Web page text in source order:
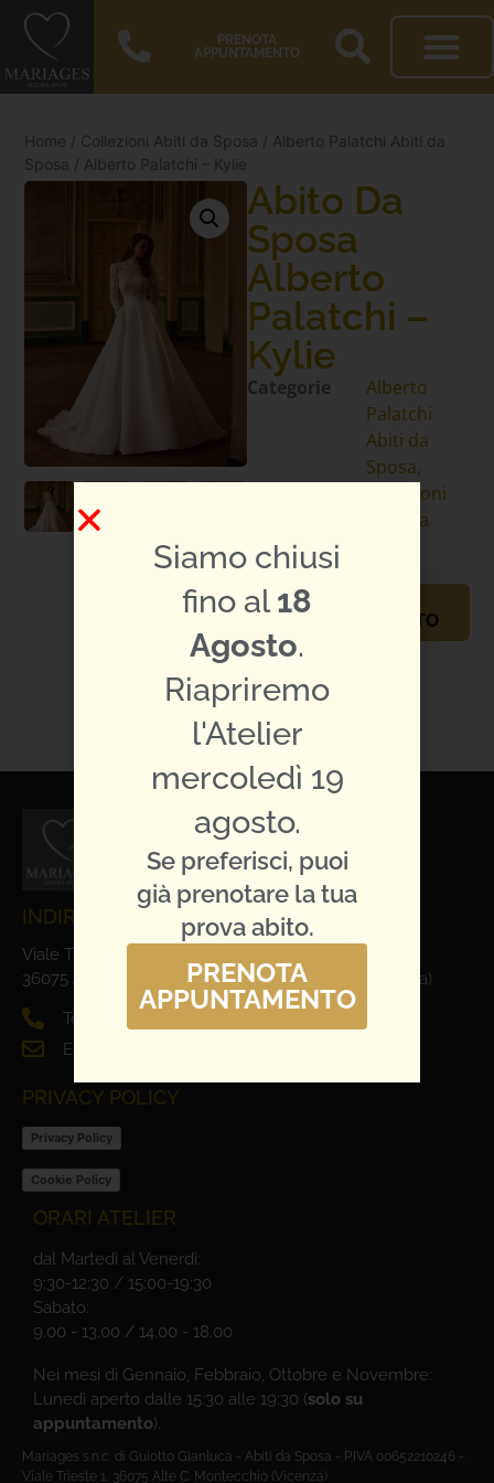
PRENOTA
APPUNTAMENTO
Home / Collezioni Abiti da Sposa / Alberto Palatchi Abiti da
Sposa / Alberto Palatchi – Kylie
Abito Da
Sposa
Alberto
Palatchi –
Kylie
Categorie
Alberto
Palatchi
Abiti da
Sposa
Collezioni
Abiti da
APPUNTAMENTO
TI PIACE L'ABITO?
INDIRIZZO E CONTATTI
Viale Trieste, 1
36075 Alte Ceccato di Montecchio Maggiore (Vicenza)
Tel. 0444 698321
Email: info@mariages.it
PRIVACY POLICY
Privacy Policy
Cookie Policy
ORARI ATELIER
dal Martedì al Venerdì:
9:30-12:30 / 15:00-19:30
Sabato:
9.00 - 13.00 / 14.00 - 18.00
Nei mesi di Gennaio, Febbraio, Ottobre e Novembre:
Lunedì aperto dalle 15:30 alle 19:30 (solo su
appuntamento).
Mariages s.n.c. di Guiotto Gianluca - Abiti da Sposa - P.IVA 00652210246 -
Viale Trieste 1, 36075 Alte C. Montecchio (Vicenza)
Siamo chiusi
fino al18
Agosto.
Riapriremo
l'Atelier
mercoledì 19
agosto.
Se preferisci, puoi
già prenotare la tua
prova abito.
PRENOTA
APPUNTAMENTO